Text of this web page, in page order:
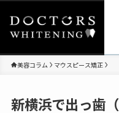
美容コラム マウスピース矯正
新横浜で出っ歯